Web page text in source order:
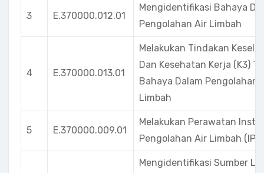
3 E.370000.012.01
Mengidentifikasi Bahaya
Pengolahan Air Limbah
4 E.370000.013.01
Melakukan Tindakan
Dan Kesehatan Kerja (K3)
Bahaya Dalam Pengolahan
Limbah
5 E.370000.009.01
Melakukan Perawatan
Pengolahan Air Limbah
Mengidentifikasi Sumber